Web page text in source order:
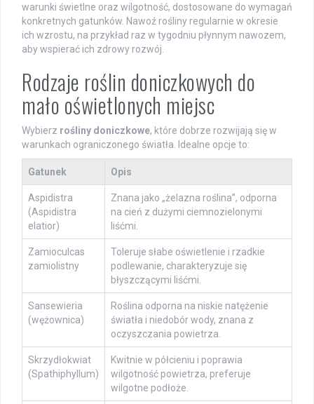
warunki świetlne oraz wilgotność, dostosowane do wymagań
konkretnych gatunków. Nawoź rośliny regularnie w okresie
ich wzrostu, na przykład raz w tygodniu płynnym nawozem,
aby wspierać ich zdrowy rozwój.
Rodzaje roślin doniczkowych do
mało oświetlonych miejsc
Wybierz rośliny doniczkowe, które dobrze rozwijają się w
warunkach ograniczonego światła. Idealne opcje to:
Gatunek Opis
Aspidistra
(Aspidistra
elatior)
Znana jako „żelazna roślina”, odporna
na cień z dużymi ciemnozielonymi
liśćmi.
Zamioculcas
zamiolistny
Toleruje słabe oświetlenie i rzadkie
podlewanie, charakteryzuje się
błyszczącymi liśćmi.
Sansewieria
(wężownica)
Roślina odporna na niskie natężenie
światła i niedobór wody, znana z
oczyszczania powietrza.
Skrzydłokwiat
(Spathiphyllum)
Kwitnie w półcieniu i poprawia
wilgotność powietrza, preferuje
wilgotne podłoże.